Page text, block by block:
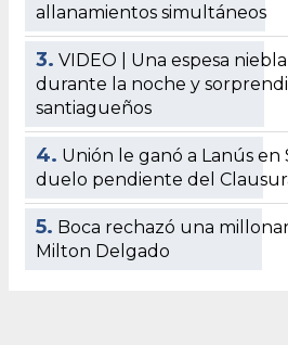
allanamientos simultáneos
3. VIDEO | Una espesa
durante la noche y
santiagueños
4. Unión le ganó a Lanús en
duelo pendiente del
5. Boca rechazó una
Milton Delgado